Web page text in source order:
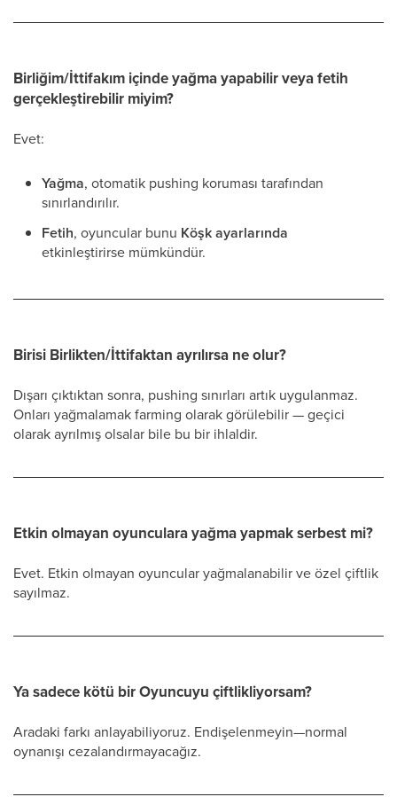
Birliğim/İttifakım içinde yağma yapabilir veya fetih
gerçekleştirebilir miyim?
Evet:
Yağma, otomatik pushing koruması tarafından
sınırlandırılır.
Fetih, oyuncular bunu Köşk ayarlarında
etkinleştirirse mümkündür.
Birisi Birlikten/İttifaktan ayrılırsa ne olur?
Dışarı çıktıktan sonra, pushing sınırları artık uygulanmaz.
Onları yağmalamak farming olarak görülebilir — geçici
olarak ayrılmış olsalar bile bu bir ihlaldir.
Etkin olmayan oyunculara yağma yapmak serbest mi?
Evet. Etkin olmayan oyuncular yağmalanabilir ve özel çiftlik
sayılmaz.
Ya sadece kötü bir Oyuncuyu çiftlikliyorsam?
Aradaki farkı anlayabiliyoruz. Endişelenmeyin—normal
oynanışı cezalandırmayacağız.